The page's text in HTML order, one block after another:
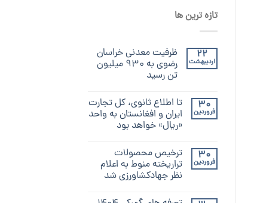
تازه ترین ها
22
اردیبهشت
ظرفیت معدنی خراسان
رضوی به ۹۳۰ میلیون
تن رسید
30
فروردین
تا اطلاع ثانوی، کل تجارت
ایران و افغانستان به واحد
«ریال» خواهد بود
30
فروردین
ترخیص محصولات
تراریخته منوط به اعلام
نظر جهادکشاورزی شد